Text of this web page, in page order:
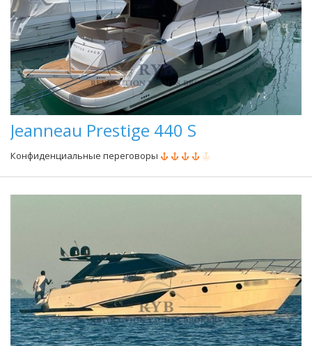
Jeanneau Prestige 440 S
Конфиденциальные переговоры